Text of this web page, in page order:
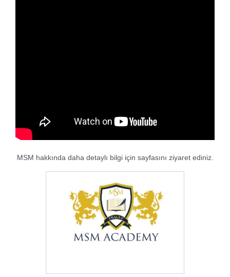
MSM hakkında daha detaylı bilgi için sayfasını ziyaret ediniz.